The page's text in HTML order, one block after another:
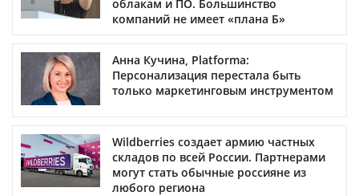
облакам и ПО. Большинство
компаний не имеет «плана Б»
Анна Кучина, Platforma:
Персонализация перестала быть
только маркетинговым инструментом
Wildberries создает армию частных
складов по всей России. Партнерами
могут стать обычные россияне из
любого региона